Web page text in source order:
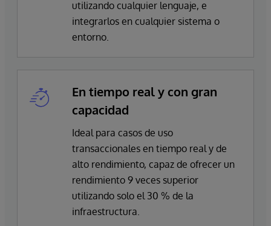
utilizando cualquier lenguaje, e
integrarlos en cualquier sistema o
entorno.
En tiempo real y con gran
capacidad
Ideal para casos de uso
transaccionales en tiempo real y de
alto rendimiento, capaz de ofrecer un
rendimiento 9 veces superior
utilizando solo el 30 % de la
infraestructura.